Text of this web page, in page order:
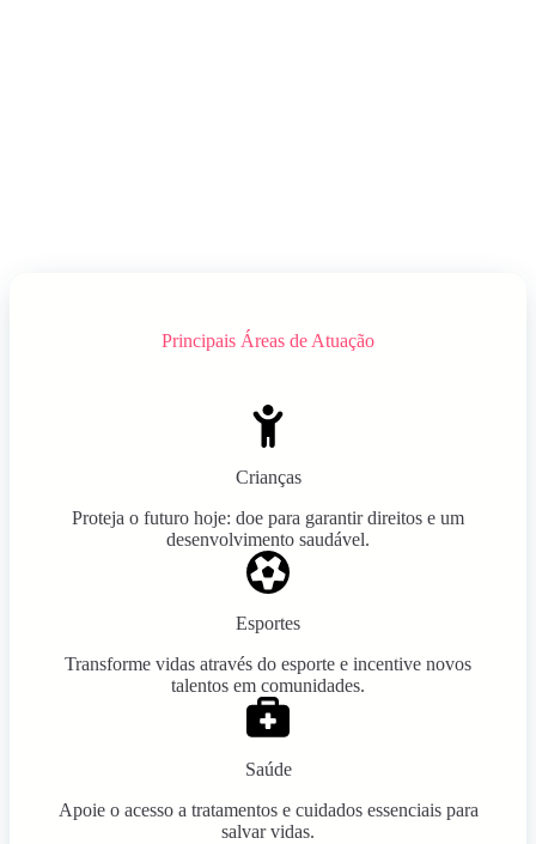
Principais Áreas de Atuação
Crianças
Proteja o futuro hoje: doe para garantir direitos e um
desenvolvimento saudável.
Esportes
Transforme vidas através do esporte e incentive novos
talentos em comunidades.
Saúde
Apoie o acesso a tratamentos e cuidados essenciais para
salvar vidas.